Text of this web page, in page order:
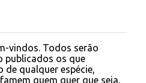
vindos. Todos serão
publicados os que
de qualquer espécie,
quem quer que seja,